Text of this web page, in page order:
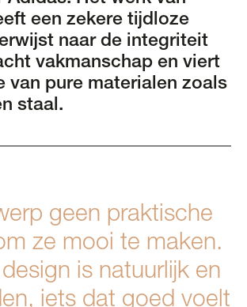
een zekere tijdloze
naar de integriteit
vakmanschap en viert
van pure materialen zoals
staal.
geen praktische
ze mooi te maken.
is natuurlijk en
iets dat goed voelt